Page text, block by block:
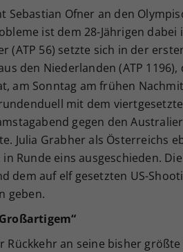
Ofner an den
ist dem 28-Jährigen dabei
(ATP 56) setzte sich in der
den Niederlanden (ATP 1196),
am Sonntag am frühen
mit dem
gegen den
Julia Grabher als Österreichs
Runde eins ausgeschieden.
dem auf elf gesetzten US-
geben.
an seine bisher